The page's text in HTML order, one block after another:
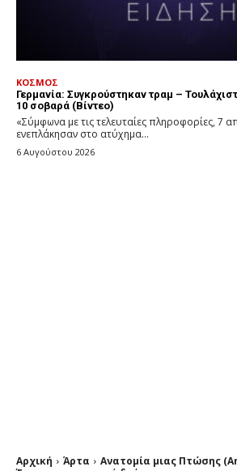
ΚΟΣΜΟΣ
Γερμανία: Συγκρούστηκαν τραμ –
10 σοβαρά (Βίντεο)
«Σύμφωνα με τις τελευταίες πληροφορίες, 7
ενεπλάκησαν στο ατύχημα...
6 Αυγούστου 2026